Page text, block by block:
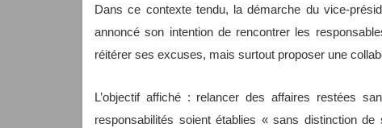
Dans ce contexte tendu, la démarche du vice-
annoncé son intention de rencontrer les
réitérer ses excuses, mais surtout proposer une
L’objectif affiché : relancer des affaires restées
responsabilités soient établies « sans distinction